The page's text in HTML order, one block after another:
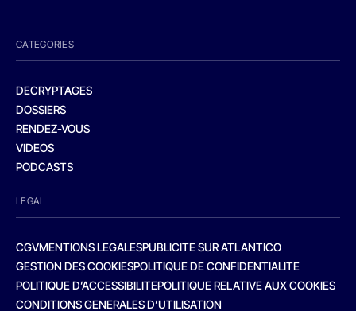
CATEGORIES
DECRYPTAGES
DOSSIERS
RENDEZ-VOUS
VIDEOS
PODCASTS
LEGAL
CGVMENTIONS LEGALESPUBLICITE SUR ATLANTICO
GESTION DES COOKIESPOLITIQUE DE CONFIDENTIALITE
POLITIQUE D’ACCESSIBILITEPOLITIQUE RELATIVE AUX COOKIES
CONDITIONS GENERALES D’UTILISATION